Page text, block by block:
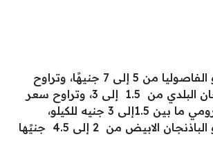
ووصل سعر كيلو الفاصوليا من 5 إلى 7 جنيهًا، وتراوح
سعر كيلو الباذنجان البلدي من 1.5 إلى 3، وتراوح سعر
كيلو الباذنجان الرومي ما بين 1.5إلى 3 جنيه للكيلو،
وتراوح سعر كيلو الباذنجان الابيض من 2 إلى 4.5 جنيًها